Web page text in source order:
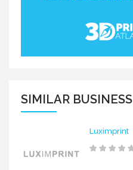
SIMILAR BUSINESS
Luximprint